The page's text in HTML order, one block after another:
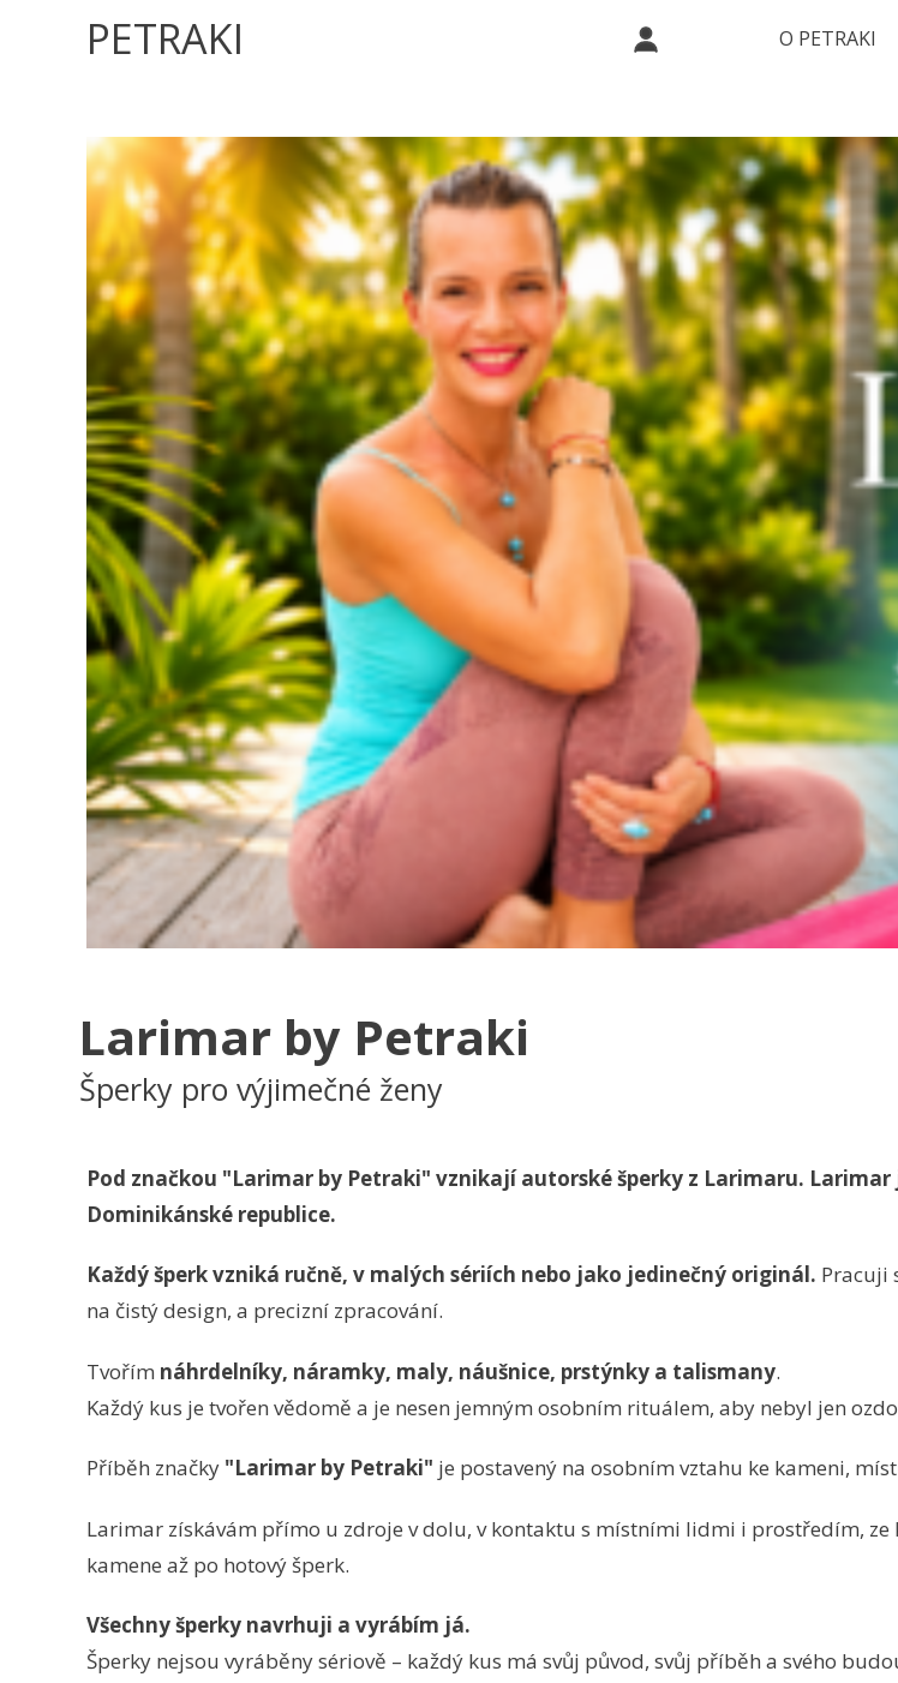
PETRAKI O PETRAKI
Larimar by Petraki
Šperky pro výjimečné ženy
Pod značkou "Larimar by Petraki" vznikají autorské šperky z Larimaru. Larimar
Dominikánské republice.
Každý šperk vzniká ručně, v malých sériích nebo jako jedinečný originál. Pracuji
na čistý design, a precizní zpracování.
Tvořím náhrdelníky, náramky, maly, náušnice, prstýnky a talismany.
Každý kus je tvořen vědomě a je nesen jemným osobním rituálem, aby nebyl jen
Příběh značky "Larimar by Petraki" je postavený na osobním vztahu ke kameni,
Larimar získávám přímo u zdroje v dolu, v kontaktu s místními lidmi i prostředím, ze
kamene až po hotový šperk.
Všechny šperky navrhuji a vyrábím já.
Šperky nejsou vyráběny sériově – každý kus má svůj původ, svůj příběh a svého